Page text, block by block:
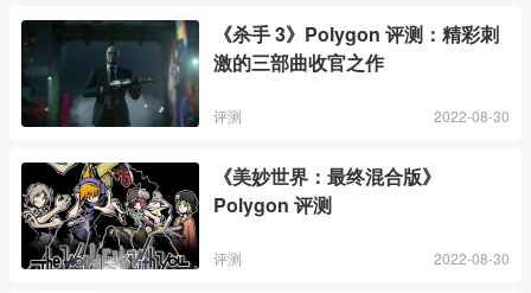
《杀手 3》Polygon 评测：精彩刺
激的三部曲收官之作
评测 2022-08-30
《美妙世界：最终混合版》
Polygon 评测
评测 2022-08-30